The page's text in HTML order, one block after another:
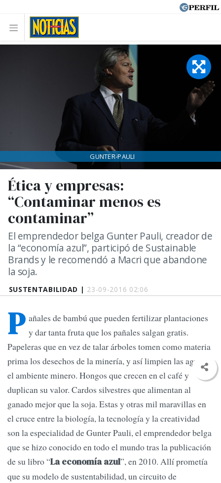
SUSTENTABILIDAD | 23-09-2016 02:06
Ética y empresas:
“Contaminar menos es
contaminar”
El emprendedor belga Gunter Pauli, creador de
la “economía azul”, participó de Sustainable
Brands y le recomendó a Macri que abandone
la soja.
GUNTER-PAULI
P añales de bambú que pueden fertilizar plantaciones
y dar tanta fruta que los pañales salgan gratis.
Papeleras que en vez de talar árboles tomen como materia
prima los desechos de la minería, y así limpien las aguas y
el ambiente minero. Hongos que crecen en el café y
duplican su valor. Cardos silvestres que alimentan al
ganado mejor que la soja. Estas y otras mil maravillas en
el cruce entre la biología, la tecnología y la creatividad
son la especialidad de Gunter Pauli, el emprendedor belga
que se hizo conocido en todo el mundo tras la publicación
de su libro “La economía azul”, en 2010. Allí prometía
que su modelo de sustentabilidad, un circuito de